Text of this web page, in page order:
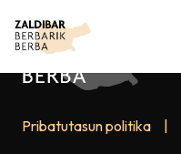
Pribatutasun politika